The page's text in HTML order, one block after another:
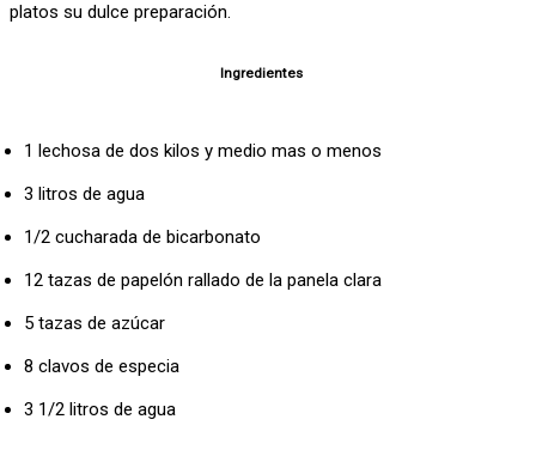
platos su dulce preparación.
Ingredientes
1 lechosa de dos kilos y medio mas o menos
3 litros de agua
1/2 cucharada de bicarbonato
12 tazas de papelón rallado de la panela clara
5 tazas de azúcar
8 clavos de especia
3 1/2 litros de agua